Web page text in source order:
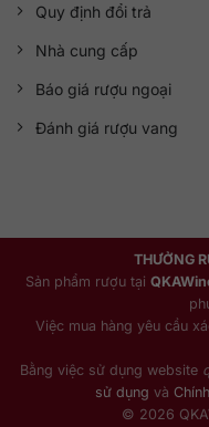
Quy định đổi trả
Nhà cung cấp
Báo giá rượu ngoại
Đánh giá rượu vang
THƯỞNG
Sản phẩm rượu tại
Việc mua hàng yêu cầu
Bằng việc sử dụng website
sử dụng và
© 2026